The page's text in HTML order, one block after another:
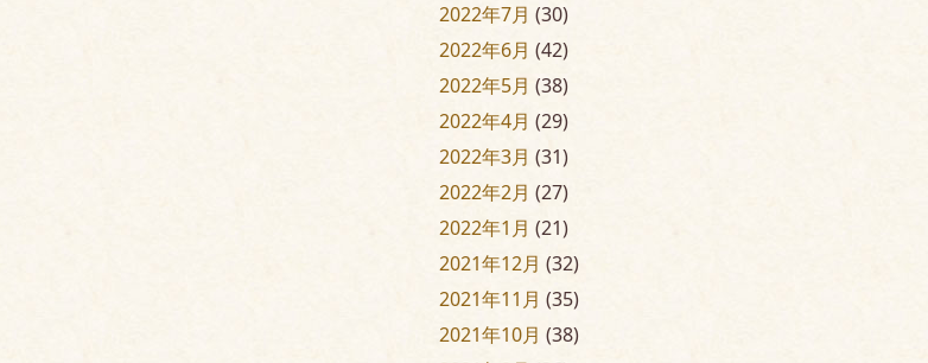
2022年7月 (30)
2022年6月 (42)
2022年5月 (38)
2022年4月 (29)
2022年3月 (31)
2022年2月 (27)
2022年1月 (21)
2021年12月 (32)
2021年11月 (35)
2021年10月 (38)